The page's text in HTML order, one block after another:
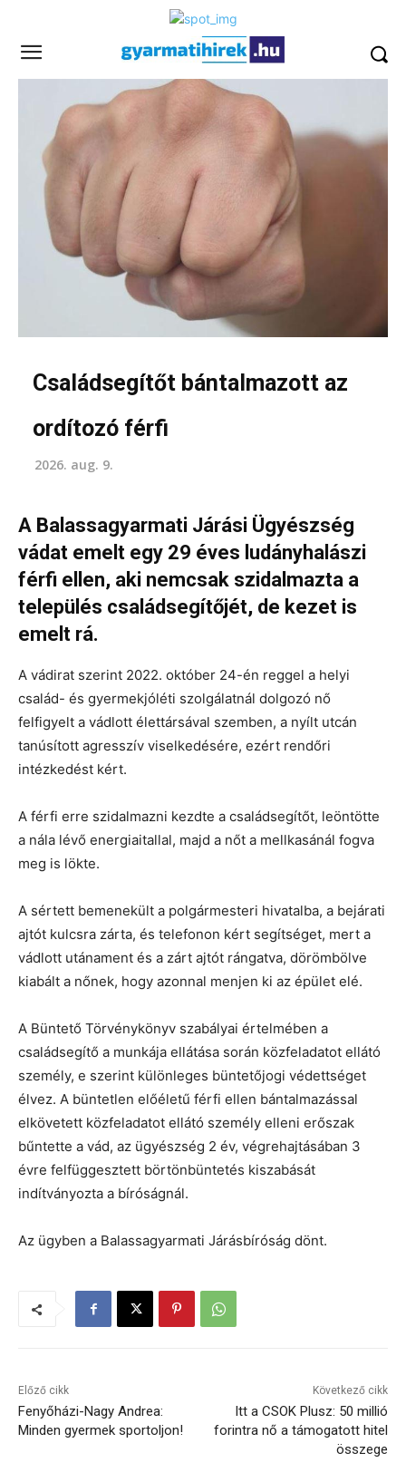
Családsegítőt bántalmazott az
ordítozó férfi
2026. aug. 9.
A Balassagyarmati Járási Ügyészség
vádat emelt egy 29 éves ludányhalászi
férfi ellen, aki nemcsak szidalmazta a
település családsegítőjét, de kezet is
emelt rá.
A vádirat szerint 2022. október 24-én reggel a helyi
család- és gyermekjóléti szolgálatnál dolgozó nő
felfigyelt a vádlott élettársával szemben, a nyílt utcán
tanúsított agresszív viselkedésére, ezért rendőri
intézkedést kért.
A férfi erre szidalmazni kezdte a családsegítőt, leöntötte
a nála lévő energiaitallal, majd a nőt a mellkasánál fogva
meg is lökte.
A sértett bemenekült a polgármesteri hivatalba, a bejárati
ajtót kulcsra zárta, és telefonon kért segítséget, mert a
vádlott utánament és a zárt ajtót rángatva, dörömbölve
kiabált a nőnek, hogy azonnal menjen ki az épület elé.
A Büntető Törvénykönyv szabályai értelmében a
családsegítő a munkája ellátása során közfeladatot ellátó
személy, e szerint különleges büntetőjogi védettséget
élvez. A büntetlen előéletű férfi ellen bántalmazással
elkövetett közfeladatot ellátó személy elleni erőszak
bűntette a vád, az ügyészség 2 év, végrehajtásában 3
évre felfüggesztett börtönbüntetés kiszabását
indítványozta a bíróságnál.
Az ügyben a Balassagyarmati Járásbíróság dönt.
Előző cikk
Fenyőházi-Nagy Andrea:
Minden gyermek sportoljon!
Következő cikk
Itt a CSOK Plusz: 50 millió
forintra nő a támogatott hitel
összege